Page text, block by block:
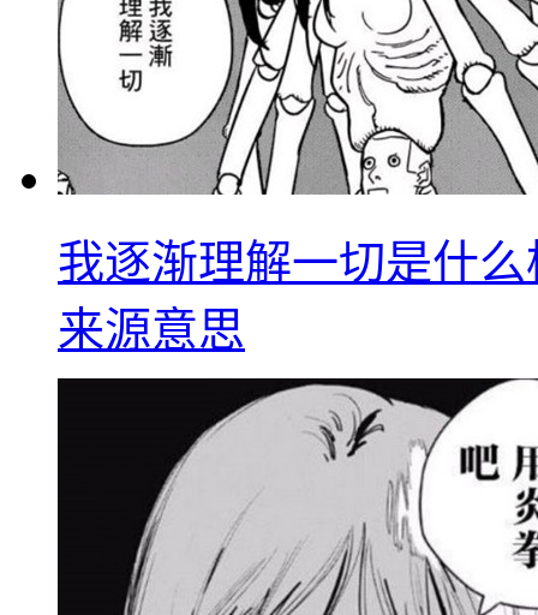
我逐渐理解一切是什
来源意思